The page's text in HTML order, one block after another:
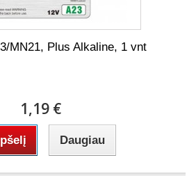
MN21, Plus Alkaline, 1 vnt
1,19 €
Daugiau